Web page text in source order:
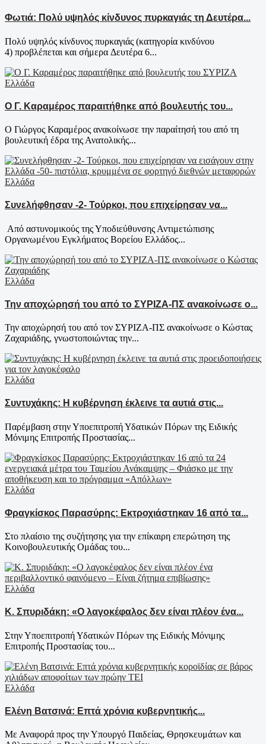
Φωτιά: Πολύ υψηλός κίνδυνος πυρκαγιάς τη Δευτέρα...
Πολύ υψηλός κίνδυνος πυρκαγιάς (κατηγορία κινδύνου
4) προβλέπεται και σήμερα Δευτέρα 6...
Ελλάδα
Ο Γ. Καραμέρος παραιτήθηκε από βουλευτής του...
Ο Γιώργος Καραμέρος ανακοίνωσε την παραίτησή του από τη
βουλευτική έδρα της Ανατολικής...
Ελλάδα
Συνελήφθησαν -2- Τούρκοι, που επιχείρησαν να...
Από αστυνομικούς της Υποδιεύθυνσης Αντιμετώπισης
Οργανωμένου Εγκλήματος Βορείου Ελλάδος...
Ελλάδα
Την αποχώρησή του από το ΣΥΡΙΖΑ-ΠΣ ανακοίνωσε ο...
Την αποχώρησή του από τον ΣΥΡΙΖΑ-ΠΣ ανακοίνωσε ο Κώστας
Ζαχαριάδης, γνωστοποιώντας την...
Ελλάδα
Συντυχάκης: Η κυβέρνηση έκλεινε τα αυτιά στις...
Παρέμβαση στην Υποεπιτροπή Υδατικών Πόρων της Ειδικής
Μόνιμης Επιτροπής Προστασίας...
Ελλάδα
Φραγκίσκος Παρασύρης: Εκτροχιάστηκαν 16 από τα...
Στο πλαίσιο της συζήτησης για την επίκαιρη επερώτηση της
Κοινοβουλευτικής Ομάδας του...
Ελλάδα
Κ. Σπυριδάκη: «Ο λαγοκέφαλος δεν είναι πλέον ένα...
Στην Υποεπιτροπή Υδατικών Πόρων της Ειδικής Μόνιμης
Επιτροπής Προστασίας του...
Ελλάδα
Ελένη Βατσινά: Επτά χρόνια κυβερνητικής...
Με Αναφορά προς την Υπουργό Παιδείας, Θρησκευμάτων και